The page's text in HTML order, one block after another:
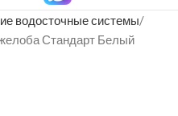
водосточные системы
Стандарт Белый